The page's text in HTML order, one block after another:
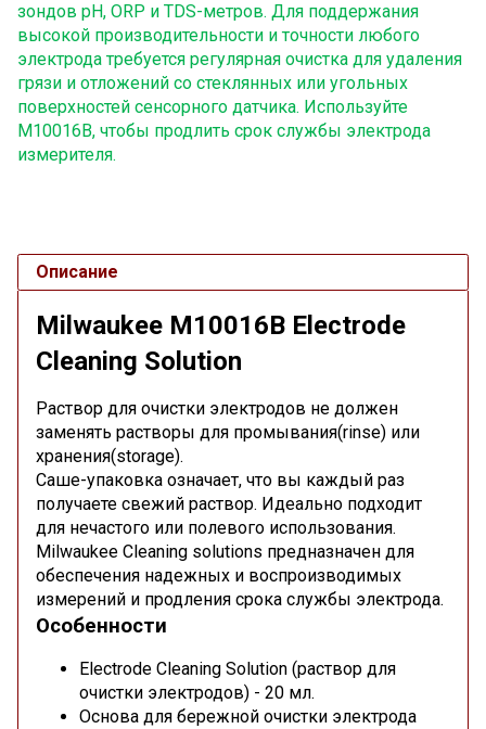
зондов pH, ORP и TDS-метров. Для поддержания
высокой производительности и точности любого
электрода требуется регулярная очистка для удаления
грязи и отложений со стеклянных или угольных
поверхностей сенсорного датчика. Используйте
M10016B, чтобы продлить срок службы электрода
измерителя.
Описание
Milwaukee M10016B Electrode
Cleaning Solution
Раствор для очистки электродов не должен
заменять растворы для промывания(rinse) или
хранения(storage).
Саше-упаковка означает, что вы каждый раз
получаете свежий раствор. Идеально подходит
для нечастого или полевого использования.
Milwaukee Сleaning solutions предназначен для
обеспечения надежных и воспроизводимых
измерений и продления срока службы электрода.
Особенности
Electrode Cleaning Solution (раствор для
очистки электродов) - 20 мл.
Основа для бережной очистки электрода